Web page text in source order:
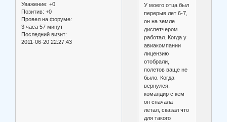
Уважение: +0
Позитив: +0
Провел на форуме:
3 часа 57 минут
Последний визит:
2011-06-20 22:27:43
У моего отца был
перерыв лет 6-7,
он на земле
диспетчером
работал. Когда у
авиакомпании
лицензию
отобрали,
полетов ваще не
было. Когда
вернулся,
командир с кем
он сначала
летал, сказал что
для такого